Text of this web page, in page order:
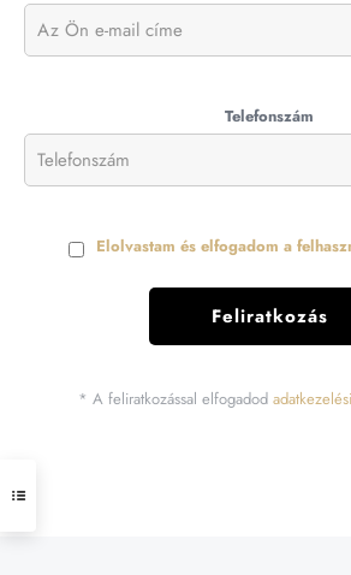
Telefonszám
Elolvastam és elfogadom a
* A feliratkozással elfogadod